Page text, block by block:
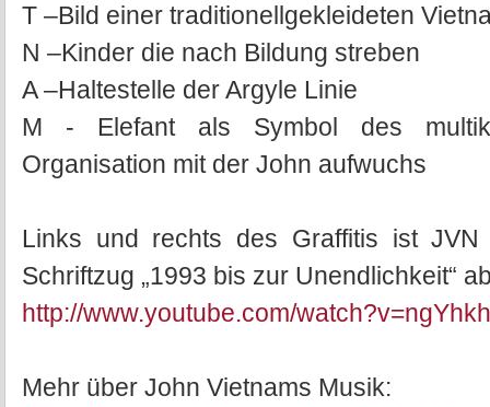
T –Bild einer traditionellgekleideten
N –Kinder die nach Bildung streben
A –Haltestelle der Argyle Linie
M - Elefant als Symbol des
Organisation mit der John aufwuchs
Links und rechts des Graffitis ist
Schriftzug „1993 bis zur Unendlichkeit“
http://www.youtube.com/
Mehr über John Vietnams Musik: